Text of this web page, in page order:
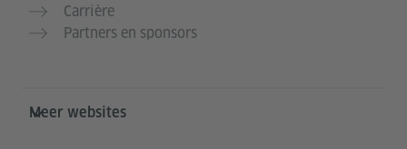
Carrière
Partners en sponsors
Meer websites